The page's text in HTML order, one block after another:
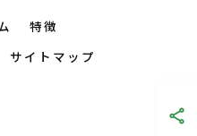
特徴
サイトマップ